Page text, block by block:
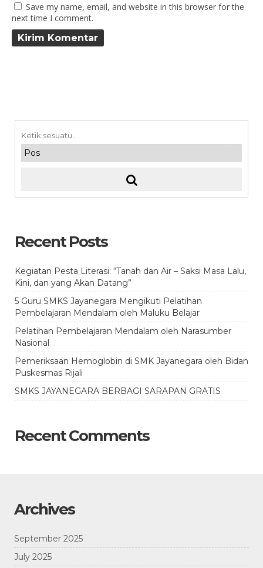
Save my name, email, and website in this browser for the
next time I comment.
Recent Posts
Kegiatan Pesta Literasi: “Tanah dan Air – Saksi Masa Lalu,
Kini, dan yang Akan Datang”
5 Guru SMKS Jayanegara Mengikuti Pelatihan
Pembelajaran Mendalam oleh Maluku Belajar
Pelatihan Pembelajaran Mendalam oleh Narasumber
Nasional
Pemeriksaan Hemoglobin di SMK Jayanegara oleh Bidan
Puskesmas Rijali
SMKS JAYANEGARA BERBAGI SARAPAN GRATIS
Recent Comments
Archives
September 2025
July 2025